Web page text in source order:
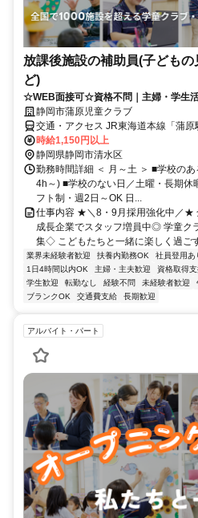
放課後施設の補助員(子ども
ど)
☆WEB面接可☆資格不問｜主婦・学生
静岡市蒲原児童クラブ
交通・アクセス JR東海道本線「蒲
時給1,150円以上
静岡県静岡市清水区
勤務時間詳細 ＜ 月～土 ＞ ■学校の
4h～) ■学校のない日／土曜・長期休
フト制・週2日～OK 日...
仕事内容 ★＼8・9月採用強化中／★
成長企業でスタッフ増員中◎ 学童ク
集◇ こどもたちと一緒に楽しく過ご
業界未経験者歓迎 扶養内勤務OK 社員登用あ
1日4時間以内OK
主婦・主夫歓迎 資格取得
学生歓迎
転勤なし 経験不問 未経験者歓迎
ブランクOK
交通費支給 長期歓迎
アルバイト・パート